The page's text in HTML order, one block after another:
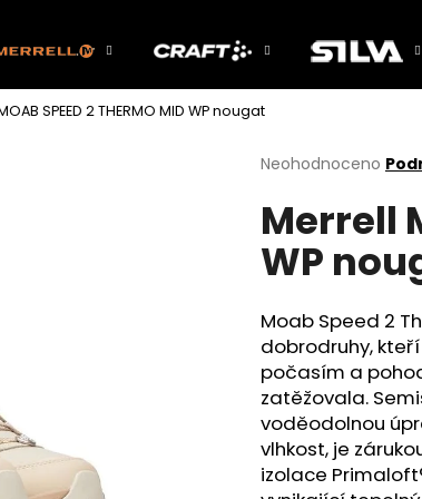
SPEED 2 THERMO MID WP nougat
Průměrné
produktu
je
0,0
z
hvězdiček.
Neohodnoceno
Merrell
WP
Moab Speed 2
dobrodruhy,
počasím a
zatěžovala.
voděodolnou
vlhkost, je
izolace
Co potřebujete najít?
HLEDAT